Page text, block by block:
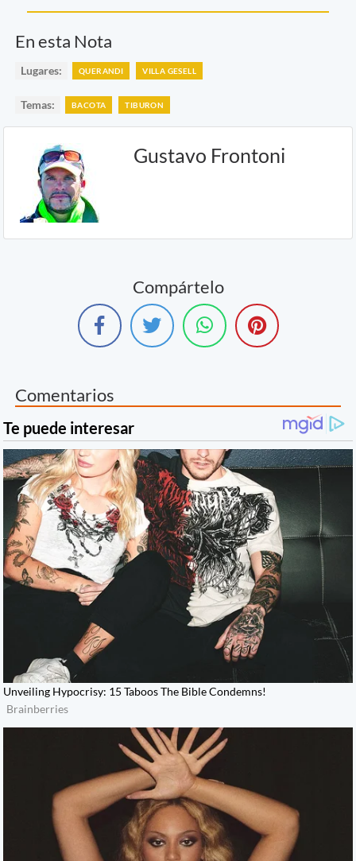
En esta Nota
Lugares: QUERANDI VILLA GESELL
Temas: BACOTA TIBURON
Gustavo Frontoni
Compártelo
Comentarios